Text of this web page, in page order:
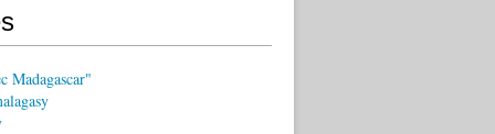
Madagascar"